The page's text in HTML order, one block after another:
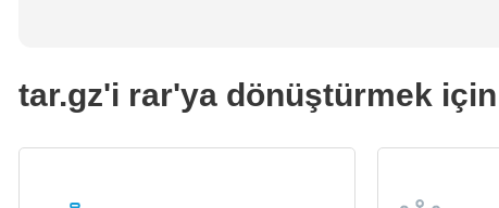
tar.gz'i rar'ya dönüştürmek